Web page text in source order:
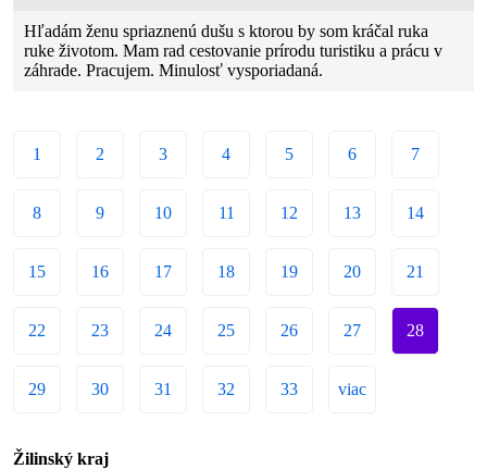
Hľadám ženu spriaznenú dušu s ktorou by som kráčal ruka
ruke životom. Mam rad cestovanie prírodu turistiku a prácu v
záhrade. Pracujem. Minulosť vysporiadaná.
1 2 3 4 5 6 7
8 9 10 11 12 13 14
15 16 17 18 19 20 21
22 23 24 25 26 27 28
29 30 31 32 33 viac
Žilinský kraj